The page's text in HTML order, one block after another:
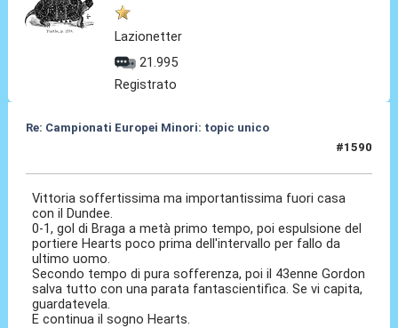
Lazionetter
21.995
Registrato
Re: Campionati Europei Minori: topic unico
#1590
Vittoria soffertissima ma importantissima fuori casa
con il Dundee.
0-1, gol di Braga a metà primo tempo, poi espulsione del
portiere Hearts poco prima dell'intervallo per fallo da
ultimo uomo.
Secondo tempo di pura sofferenza, poi il 43enne Gordon
salva tutto con una parata fantascientifica. Se vi capita,
guardatevela.
E continua il sogno Hearts.